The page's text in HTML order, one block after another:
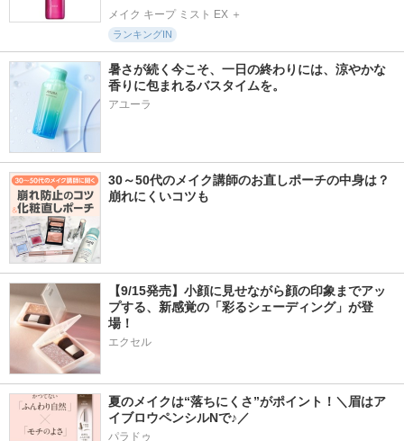
メイク キープ ミスト EX ＋
ランキングIN
暑さが続く今こそ、一日の終わりには、涼やかな
香りに包まれるバスタイムを。
アユーラ
30～50代のメイク講師のお直しポーチの中身は？
崩れにくいコツも
【9/15発売】小顔に見せながら顔の印象までアッ
プする、新感覚の「彩るシェーディング」が登
場！
エクセル
夏のメイクは“落ちにくさ”がポイント！＼眉はア
イブロウペンシルNで♪／
パラドゥ